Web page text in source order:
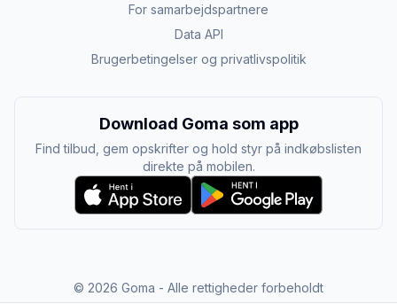
For samarbejdspartnere
Data API
Brugerbetingelser og privatlivspolitik
Download Goma som app
Find tilbud, gem opskrifter og hold styr på indkøbslisten
direkte på mobilen.
© 2026 Goma - Alle rettigheder forbeholdt